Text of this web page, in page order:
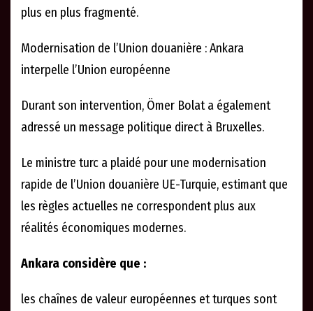
plus en plus fragmenté.
Modernisation de l’Union douanière : Ankara
interpelle l’Union européenne
Durant son intervention, Ömer Bolat a également
adressé un message politique direct à Bruxelles.
Le ministre turc a plaidé pour une modernisation
rapide de l’Union douanière UE-Turquie, estimant que
les règles actuelles ne correspondent plus aux
réalités économiques modernes.
Ankara considère que :
les chaînes de valeur européennes et turques sont